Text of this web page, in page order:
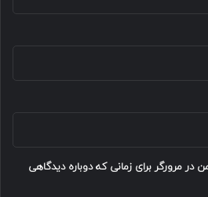
در مرورگر برای زمانی که دوباره دیدگاهی